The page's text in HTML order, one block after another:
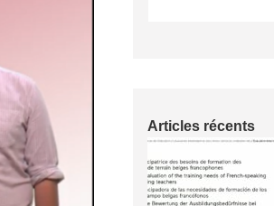
Articles récents